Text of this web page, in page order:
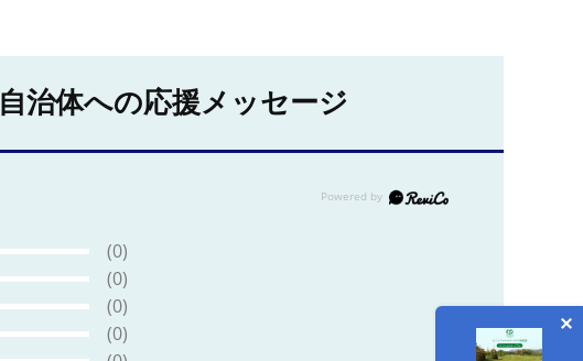
自治体への応援メッセージ
(0)
(0)
(0)
(0)